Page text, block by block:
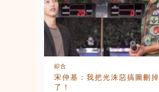
宋仲基：我把光洙惡搞圖刪掉
了！
綜合